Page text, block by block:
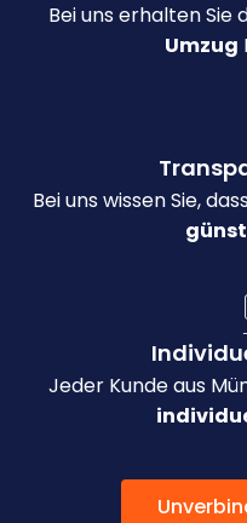
Bei uns erhalten Sie
Umzug
Bei uns wissen Sie,
Jeder Kunde aus